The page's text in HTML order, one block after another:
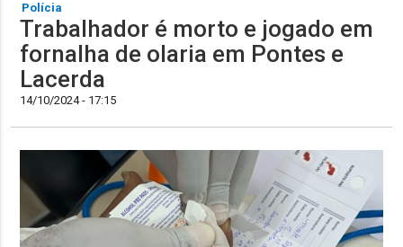
Polícia
Trabalhador é morto e jogado em
fornalha de olaria em Pontes e
Lacerda
14/10/2024 - 17:15